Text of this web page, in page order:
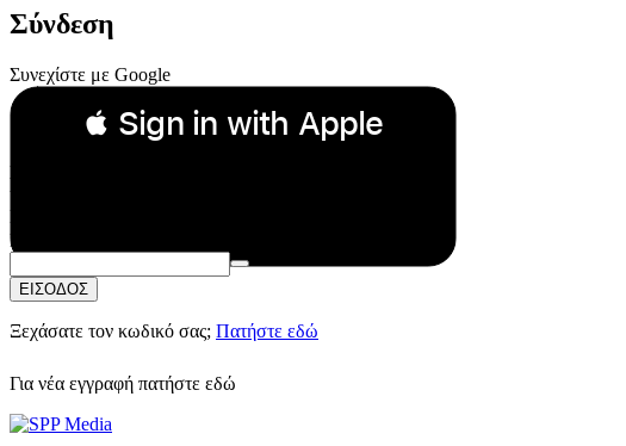
Σύνδεση
Συνεχίστε με Google
 Sign in with Apple
Συνεχίστε με Apple
ή
Email:
Κωδικός Πρόσβασης:
ΕΙΣΟΔΟΣ
Ξεχάσατε τον κωδικό σας; Πατήστε εδώ
Για νέα εγγραφή πατήστε εδώ